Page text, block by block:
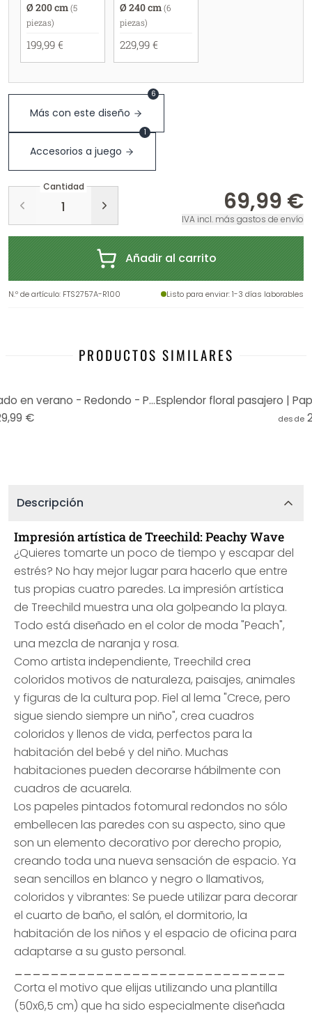
Ø 200 cm (5
piezas)
199,99 €
Ø 240 cm (6
piezas)
229,99 €
Más con este diseño
6
Accesorios a juego
1
Cantidad
69,99 €
IVA incl. más gastos de envío
Añadir al carrito
N.º de artículo: FTS2757A-R100 Listo para enviar: 1-3 días laborables
PRODUCTOS SIMILARES
Fotomural - Tres bolas de helado en verano - Redondo - Papel pintado autoadhesivo/no tejido
€
desde
Descripción
Impresión artística de Treechild: Peachy Wave
¿Quieres tomarte un poco de tiempo y escapar del
estrés? No hay mejor lugar para hacerlo que entre
tus propias cuatro paredes. La impresión artística
de Treechild muestra una ola golpeando la playa.
Todo está diseñado en el color de moda "Peach",
una mezcla de naranja y rosa.
Como artista independiente, Treechild crea
coloridos motivos de naturaleza, paisajes, animales
y figuras de la cultura pop. Fiel al lema "Crece, pero
sigue siendo siempre un niño", crea cuadros
coloridos y llenos de vida, perfectos para la
habitación del bebé y del niño. Muchas
habitaciones pueden decorarse hábilmente con
cuadros de acuarela.
Los papeles pintados fotomural redondos no sólo
embellecen las paredes con su aspecto, sino que
son un elemento decorativo por derecho propio,
creando toda una nueva sensación de espacio. Ya
sean sencillos en blanco y negro o llamativos,
coloridos y vibrantes: Se puede utilizar para decorar
el cuarto de baño, el salón, el dormitorio, la
habitación de los niños y el espacio de oficina para
adaptarse a su gusto personal.
Corta el motivo que elijas utilizando una plantilla
(50x6,5 cm) que ha sido especialmente diseñada